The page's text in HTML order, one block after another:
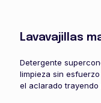
Lavavajillas
Detergente
limpieza sin
el aclarado trayendo